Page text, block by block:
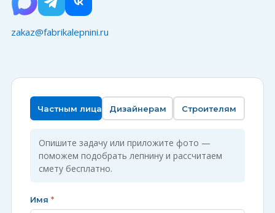
zakaz@fabrikalepnini.ru
Частным лицам Дизайнерам Строителям
Опишите задачу или приложите фото —
поможем подобрать лепнину и рассчитаем
смету бесплатно.
Имя *